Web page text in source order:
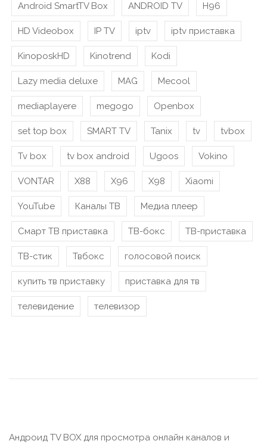
Android SmartTV Box ANDROID TV H96
HD Videobox IP TV iptv iptv приставка
KinoposkHD Kinotrend Kodi
Lazy media deluxe MAG Mecool
mediaplayere megogo Openbox
set top box SMART TV Tanix tv tvbox
Tv box tv box android Ugoos Vokino
VONTAR X88 X96 X98 Xiaomi
YouTube Каналы ТВ Медиа плеер
Смарт ТВ приставка ТВ-бокс ТВ-приставка
ТВ-стик Твбокс голосовой поиск
купить тв приставку приставка для тв
телевидение телевизор
Андроид TV BOX для просмотра онлайн каналов и